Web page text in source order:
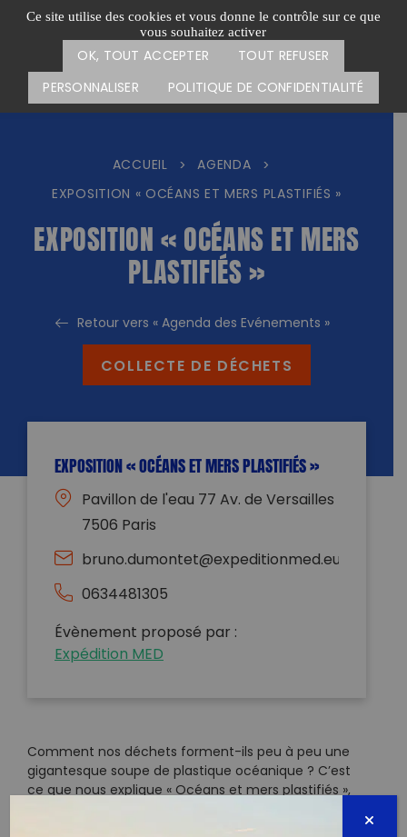
Ce site utilise des cookies et vous donne le contrôle sur ce que
vous souhaitez activer
OK, TOUT ACCEPTER
TOUT REFUSER
PERSONNALISER
POLITIQUE DE CONFIDENTIALITÉ
Passer
Menu
CARTE DES ACTIONS FAIRE UN DON
ACCUEIL > AGENDA
>
EXPOSITION « OCÉANS ET MERS PLASTIFIÉS »
EXPOSITION « OCÉANS ET MERS
PLASTIFIÉS »
Retour vers « Agenda des Evénements »
COLLECTE DE DÉCHETS
EXPOSITION « OCÉANS ET MERS PLASTIFIÉS »
Pavillon de l'eau 77 Av. de Versailles
7506 Paris
bruno.dumontet@expeditionmed.eu
0634481305
Évènement proposé par :
Expédition MED
Comment nos déchets forment-ils peu à peu une
gigantesque soupe de plastique océanique ? C’est
ce que nous explique « Océans et mers plastifiés »,